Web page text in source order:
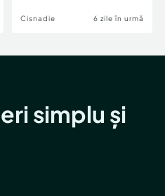
Cisnadie 6 zile în urmă
simplu și